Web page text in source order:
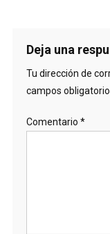
Deja una
Tu dirección de
campos
Comentario *